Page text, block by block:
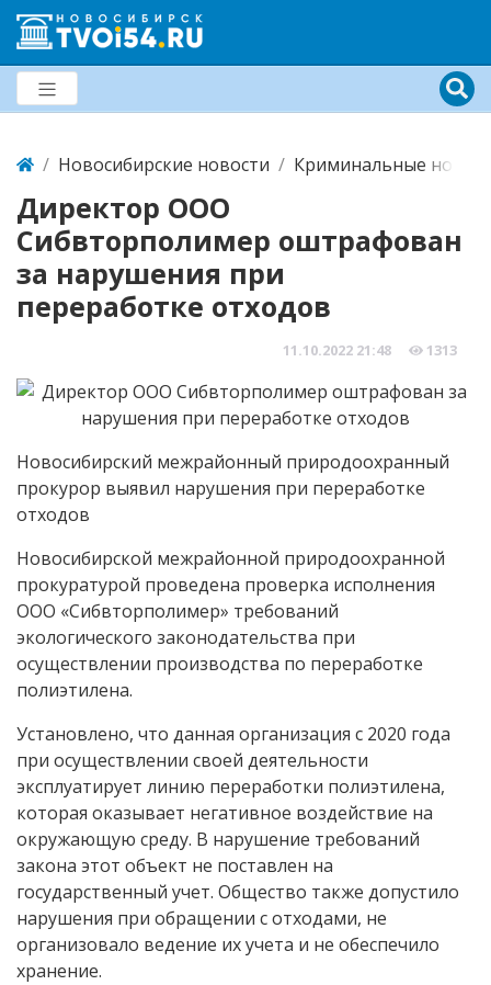
Новосибирские новости Криминальные
Директор ООО
Сибвторполимер оштрафован
за нарушения при
переработке отходов
11.10.2022 21:48 1313
Новосибирский межрайонный природоохранный
прокурор выявил нарушения при переработке
отходов
Новосибирской межрайонной природоохранной
прокуратурой проведена проверка исполнения
ООО «Сибвторполимер» требований
экологического законодательства при
осуществлении производства по переработке
полиэтилена.
Установлено, что данная организация с 2020 года
при осуществлении своей деятельности
эксплуатирует линию переработки полиэтилена,
которая оказывает негативное воздействие на
окружающую среду. В нарушение требований
закона этот объект не поставлен на
государственный учет. Общество также допустило
нарушения при обращении с отходами, не
организовало ведение их учета и не обеспечило
хранение.